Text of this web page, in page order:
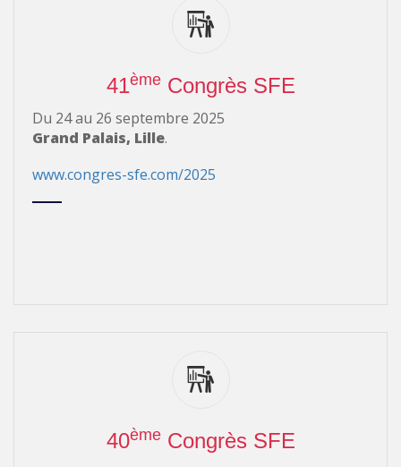
41èmeCongrès SFE
Du 24 au 26 septembre 2025
Grand Palais, Lille.
www.congres-sfe.com/2025
40èmeCongrès SFE